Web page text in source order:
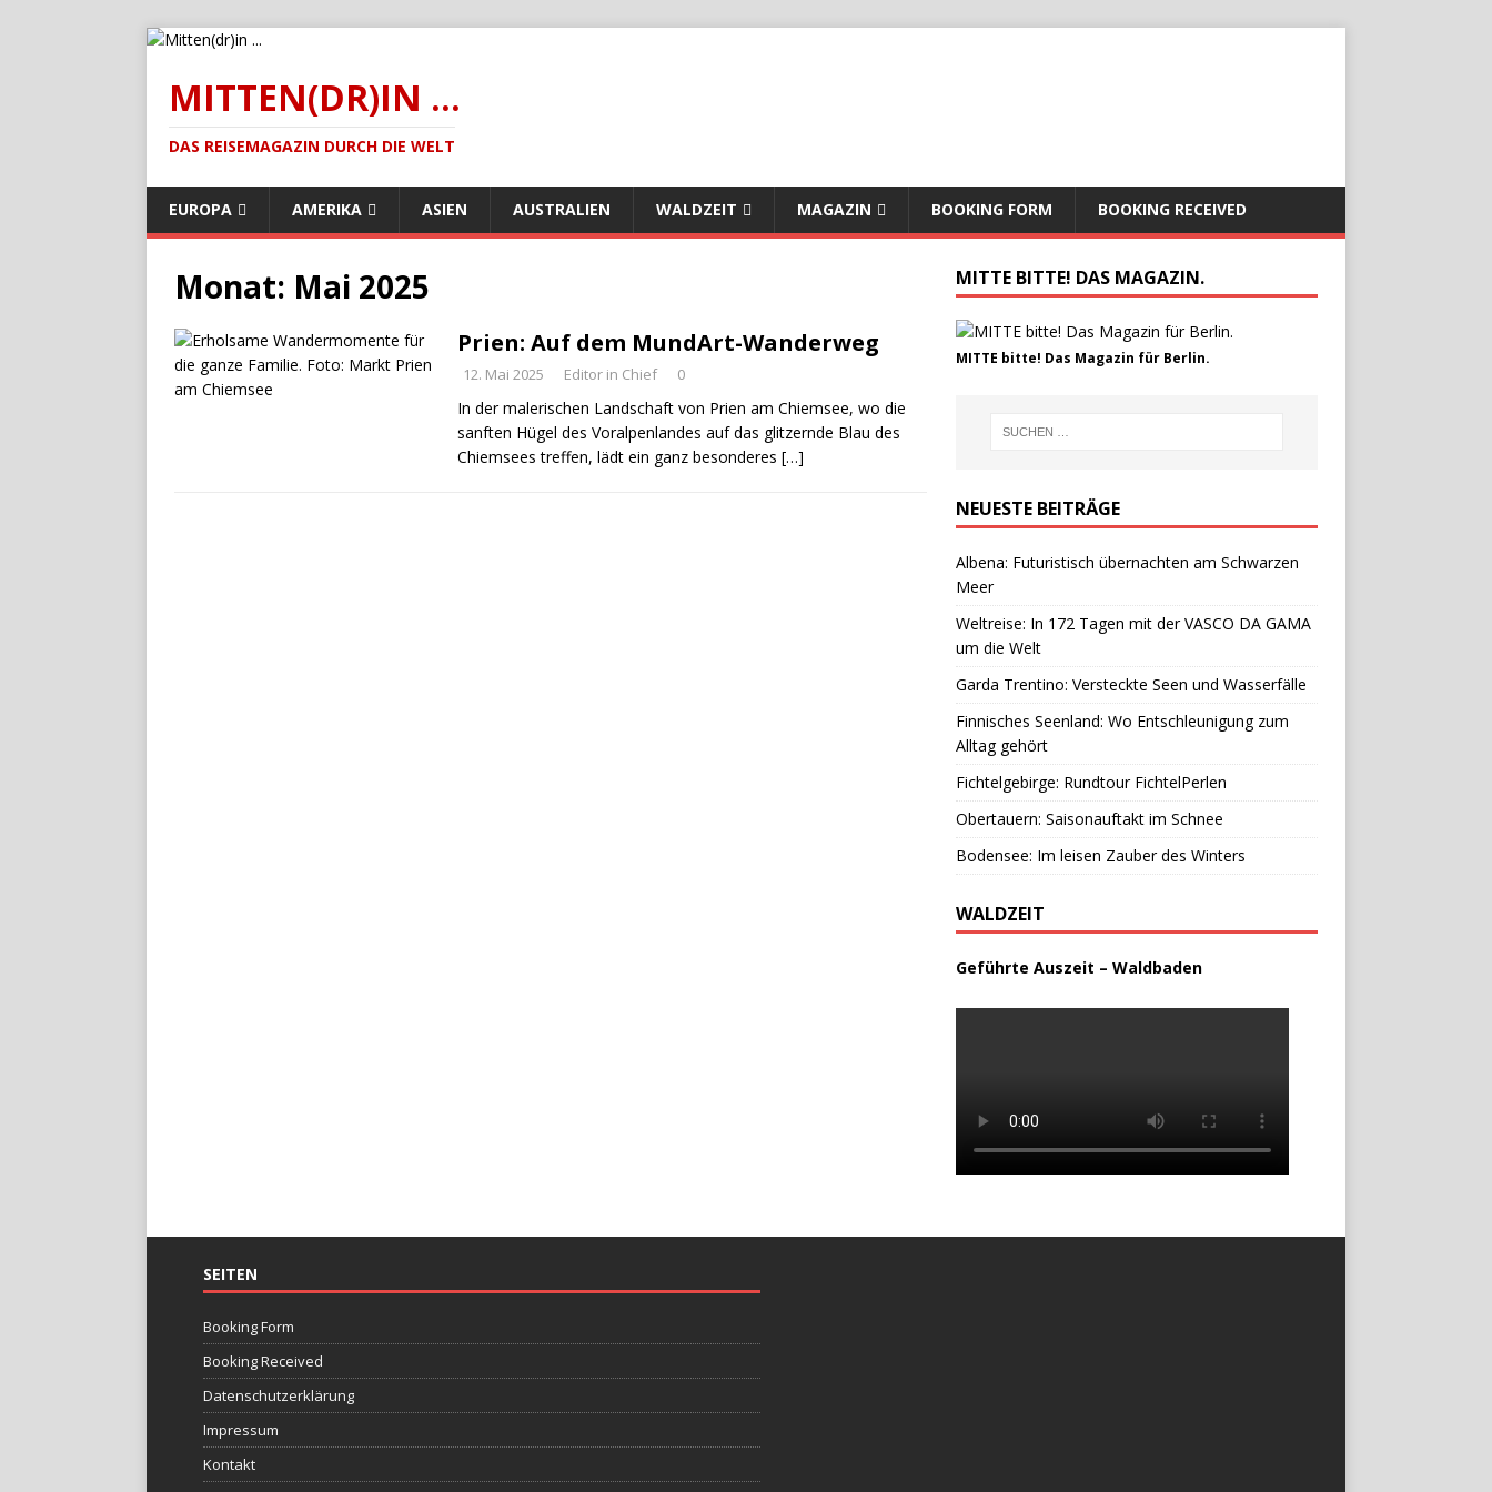
MITTEN(DR)IN ...
DAS REISEMAGAZIN DURCH DIE WELT
EUROPA AMERIKA ASIEN AUSTRALIEN WALDZEIT MAGAZIN BOOKING FORM BOOKING RECEIVED
Monat: Mai 2025
Prien: Auf dem MundArt-Wanderweg
12. Mai 2025 Editor in Chief 0
In der malerischen Landschaft von Prien am Chiemsee, wo die
sanften Hügel des Voralpenlandes auf das glitzernde Blau des
Chiemsees treffen, lädt ein ganz besonderes […]
MITTE BITTE! DAS MAGAZIN.
MITTE bitte! Das Magazin für Berlin.
NEUESTE BEITRÄGE
Albena: Futuristisch übernachten am Schwarzen
Meer
Weltreise: In 172 Tagen mit der VASCO DA GAMA
um die Welt
Garda Trentino: Versteckte Seen und Wasserfälle
Finnisches Seenland: Wo Entschleunigung zum
Alltag gehört
Fichtelgebirge: Rundtour FichtelPerlen
Obertauern: Saisonauftakt im Schnee
Bodensee: Im leisen Zauber des Winters
WALDZEIT
Geführte Auszeit – Waldbaden
SEITEN
Booking Form
Booking Received
Datenschutzerklärung
Impressum
Kontakt